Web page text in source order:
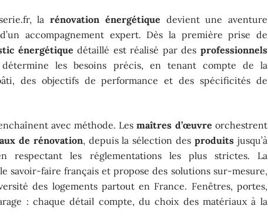
larénovation énergétique devient une aventure
accompagnement expert. Dès la première prise de
énergétique détaillé est réalisé par des professionnels
les besoins précis, en tenant compte de la
des objectifs de performance et des spécificités de
avec méthode. Lesmaîtres d’œuvre orchestrent
de rénovation, depuis la sélection des produits jusqu’à
respectant les réglementations les plus strictes. La
savoir-faire français et propose des solutions sur-mesure,
des logements partout en France. Fenêtres, portes,
: chaque détail compte, du choix des matériaux à la